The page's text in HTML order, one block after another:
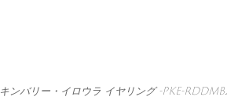
キンバリー・イロウラ イヤリング -PKE-